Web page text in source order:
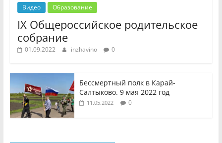
Видео Образование
IX Общероссийское родительское
собрание
01.09.2022 inzhavino 0
Бессмертный полк в Карай-
Салтыково. 9 мая 2022 год
11.05.2022 0